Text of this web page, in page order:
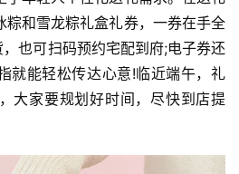
粽和雪龙粽礼盒礼券，一券在手全
也可扫码预约宅配到府;电子券还
就能轻松传达心意!临近端午，礼
大家要规划好时间，尽快到店提